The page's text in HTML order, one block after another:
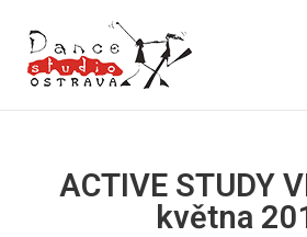
ACTIVE STUDY
května